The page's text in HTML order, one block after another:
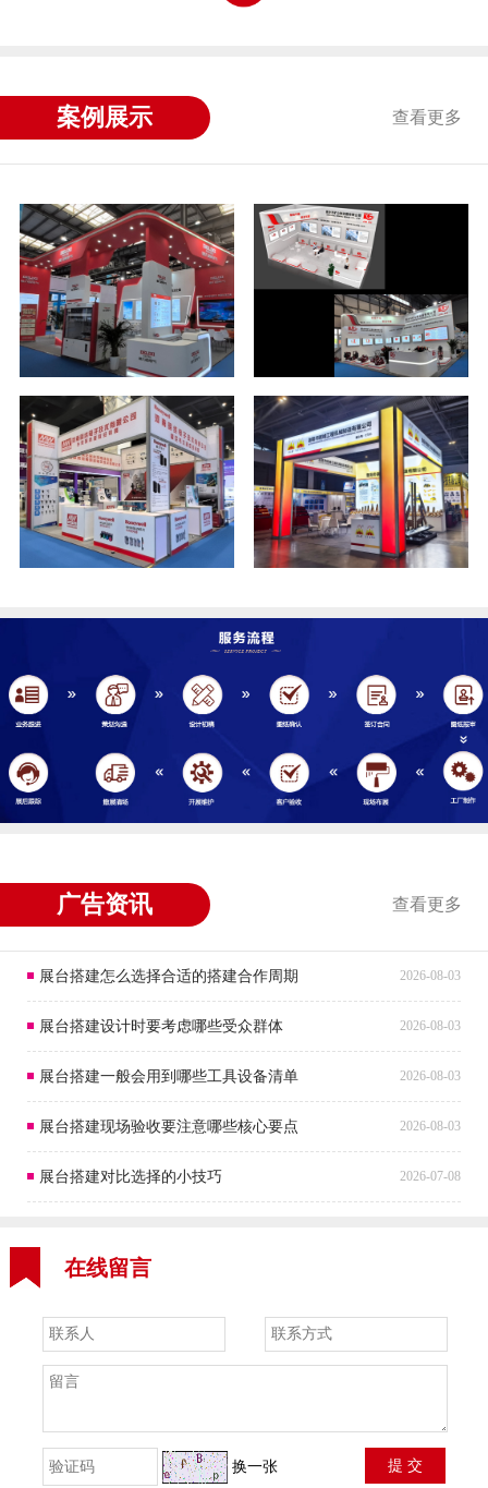
案例展示 查看更多
广告资讯 查看更多
展台搭建怎么选择合适的搭建合作周期 2026-08-03
展台搭建设计时要考虑哪些受众群体 2026-08-03
展台搭建一般会用到哪些工具设备清单 2026-08-03
展台搭建现场验收要注意哪些核心要点 2026-08-03
展台搭建对比选择的小技巧 2026-07-08
在线留言
换一张